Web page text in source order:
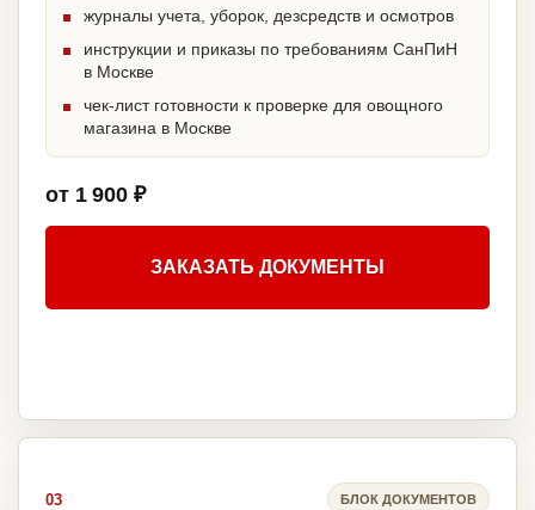
журналы учета, уборок, дезсредств и осмотров
инструкции и приказы по требованиям СанПиН
в Москве
чек-лист готовности к проверке для овощного
магазина в Москве
от 1 900 ₽
ЗАКАЗАТЬ ДОКУМЕНТЫ
03 БЛОК ДОКУМЕНТОВ